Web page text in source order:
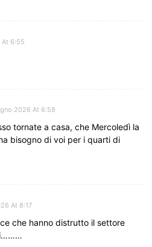
At 6:55
2026 At 6:58
tornate a casa, che Mercoledì la
bisogno di voi per i quarti di
At 8:17
che hanno distrutto il settore